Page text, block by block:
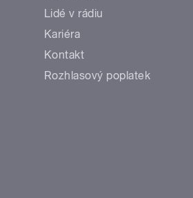
Lidé v rádiu
Kariéra
Kontakt
Rozhlasový poplatek